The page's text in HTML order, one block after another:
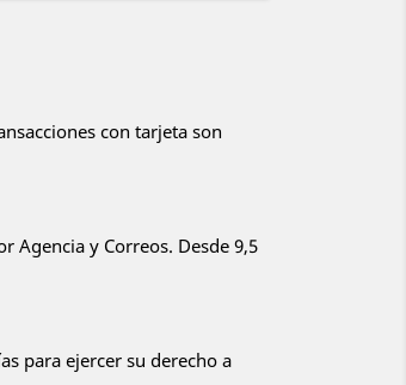
con tarjeta son
Agencia y Correos. Desde 9,5
para ejercer su derecho a